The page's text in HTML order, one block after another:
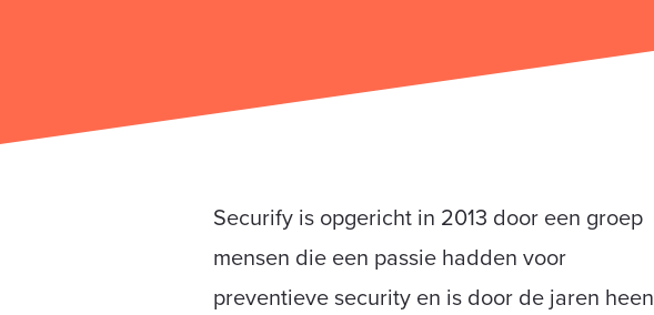
Securify is opgericht in 2013 door een groep
mensen die een passie hadden voor
preventieve security en is door de jaren heen